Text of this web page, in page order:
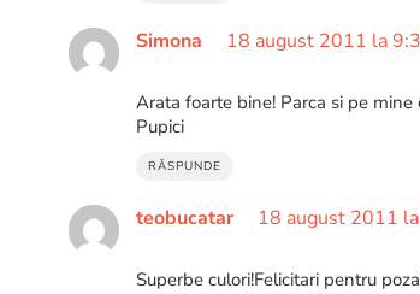
Simona 18 august 2011 la
Arata foarte bine! Parca si pe
Pupici
RĂSPUNDE
teobucatar 18 august 2011
Superbe culori!Felicitari pentru